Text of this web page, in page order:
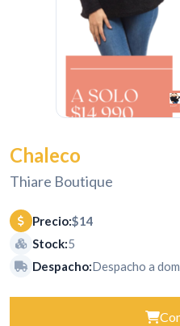
Chaleco
Thiare Boutique
Precio:$14
Stock:5
Despacho:Despacho a